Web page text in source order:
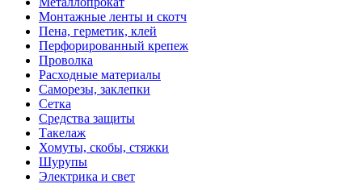
Монтажные ленты и скотч
Пена, герметик, клей
Перфорированный крепеж
Проволка
Расходные материалы
Саморезы, заклепки
Сетка
Средства защиты
Такелаж
Хомуты, скобы, стяжки
Шурупы
Электрика и свет